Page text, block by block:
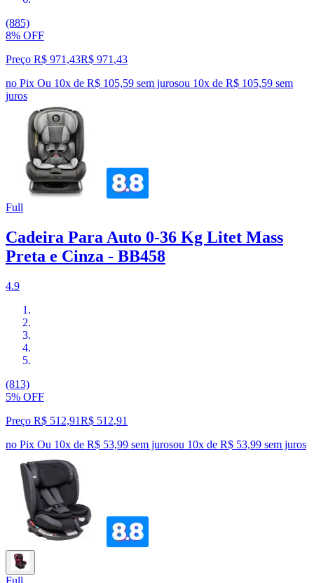
(885)
8% OFF
Preço R$ 971,43R$ 971 ,43
no Pix Ou 10x de R$ 105,59 sem jurosou 10x de R$ 105,59 sem
juros
Full
Cadeira Para Auto 0-36 Kg Litet Mass
Preta e Cinza - BB458
4.9
(813)
5% OFF
Preço R$ 512,91R$ 512,91
no Pix Ou 10x de R$ 53,99 sem jurosou 10x de R$ 53,99 sem juros
Full